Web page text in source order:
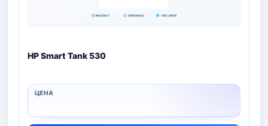
HP Smart Tank 530